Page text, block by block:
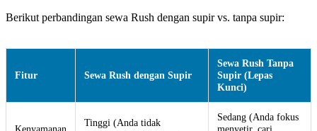
Berikut perbandingan sewa Rush dengan supir vs. tanpa supir:
Fitur Sewa Rush dengan Supir
Sewa Rush Tanpa
Supir (Lepas
Kunci)
Tinggi (Anda tidak
Sedang (Anda fokus